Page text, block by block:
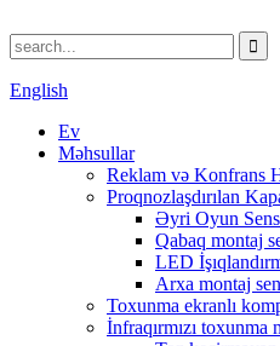
English
Ev
Məhsullar
Reklam və Konfrans
Proqnozlaşdırılan
Əyri Oyun
Qabaq montaj
LED
Arxa montaj
Toxunma ekranlı
İnfraqırmızı toxunma